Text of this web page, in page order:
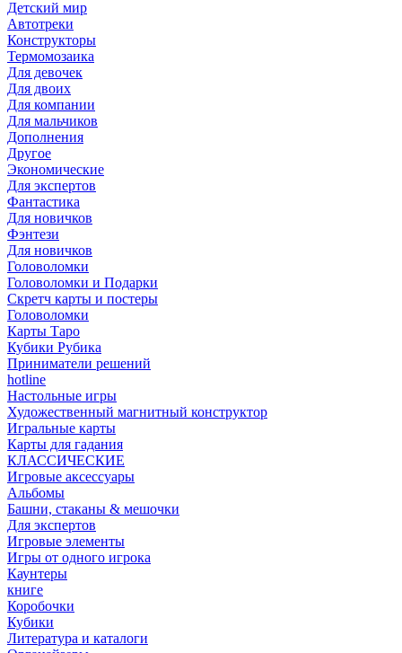
Детский мир
Автотреки
Конструкторы
Термомозаика
Для девочек
Для двоих
Для компании
Для мальчиков
Дополнения
Другое
Экономические
Для экспертов
Фантастика
Для новичков
Фэнтези
Для новичков
Головоломки
Головоломки и Подарки
Cкретч карты и постеры
Головоломки
Карты Таро
Кубики Рубика
Приниматели решений
hotline
Настольные игры
Художественный магнитный конструктор
Игральные карты
Карты для гадания
КЛАССИЧЕСКИЕ
Игровые аксессуары
Альбомы
Башни, стаканы & мешочки
Для экспертов
Игровые элементы
Игры от одного игрока
Каунтеры
книге
Коробочки
Кубики
Литература и каталоги